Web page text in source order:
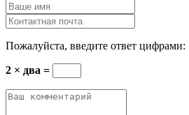
Пожалуйста, введите ответ цифрами:
2 × два =